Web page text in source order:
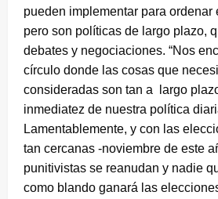
pueden implementar para ordenar
pero son políticas de largo plazo,
debates y negociaciones. “Nos
círculo donde las cosas que
consideradas son tan a largo
inmediatez de nuestra política
Lamentablemente, y con las
tan cercanas -noviembre de este
punitivistas se reanudan y nadie
como blando ganará las